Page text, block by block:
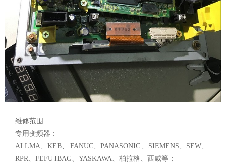
维修范围
专用变频器：
ALLMA、KEB、 FANUC、PANASONIC 、SIEMENS、SEW、
RPR、FEFU IBAG、YASKAWA、柏拉格、西威等；